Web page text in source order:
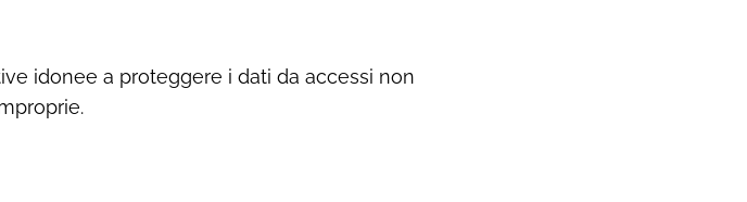
idonee a proteggere i dati da accessi non